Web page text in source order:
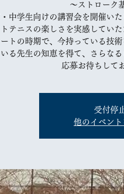
〜ストローク
中学生向けの講習会を開催い
トテニスの楽しさを実感してい
トの時期で、今持っている技
る先生の知恵を得て、さらな
受付停
他のイベント